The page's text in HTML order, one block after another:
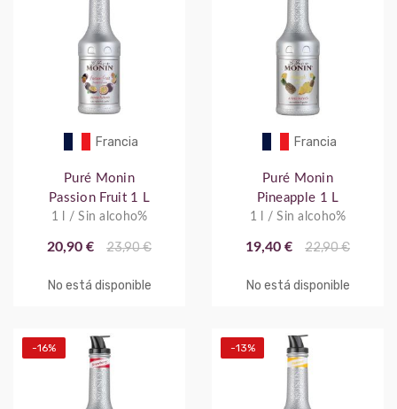
Francia
Puré Monin
Passion Fruit 1 L
1 l / Sin alcoho%
20,90 € 23,90 €
No está disponible
Francia
Puré Monin
Pineapple 1 L
1 l / Sin alcoho%
19,40 € 22,90 €
No está disponible
-16% -13%